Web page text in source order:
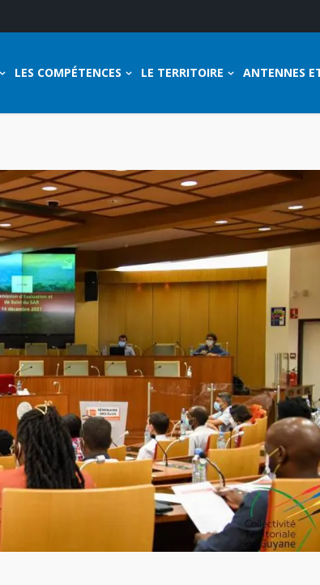
LES COMPÉTENCES LE TERRITOIRE ANTENNES